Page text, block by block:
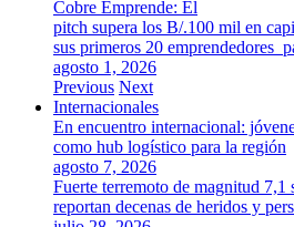
Cobre Emprende: El
pitch supera los B/.100 mil en
sus primeros 20 emprendedores
agosto 1, 2026
Previous Next
Internacionales
En encuentro internacional:
como hub logístico para la región
agosto 7, 2026
Fuerte terremoto de magnitud 7,1
reportan decenas de heridos y